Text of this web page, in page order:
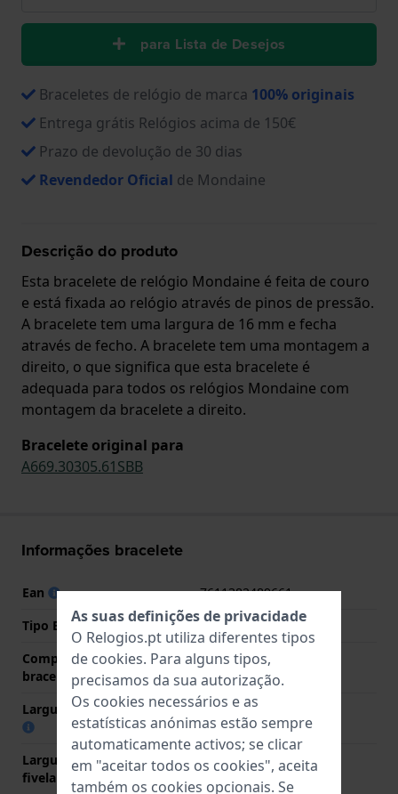
para Lista de Desejos
Braceletes de relógio de marca 100% originais
Entrega grátis Relógios acima de 150€
Prazo de devolução de 30 dias
Revendedor Oficial de Mondaine
Descrição do produto
Esta bracelete de relógio Mondaine é feita de couro
e está fixada ao relógio através de pinos de pressão.
A bracelete tem uma largura de 16 mm e fecha
através de fecho. A bracelete tem uma montagem a
direito, o que significa que esta bracelete é
adequada para todos os relógios Mondaine com
montagem da bracelete a direito.
Bracelete original para
A669.30305.61SBB
Informações bracelete
Ean
7611382489661
Tipo Bracelete
Couro
Comprimento do pino (da
bracelete)
16 mm
Largura das extremidades 16 mm
Largura da bracelete na
fivela
16 mm
As suas definições de privacidade
O Relogios.pt utiliza diferentes tipos
de cookies. Para alguns tipos,
precisamos da sua autorização.
Os cookies necessários e as
estatísticas anónimas estão sempre
automaticamente activos; se clicar
em "aceitar todos os cookies", aceita
também os cookies opcionais. Se